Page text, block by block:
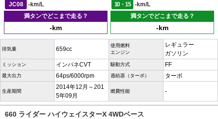
JC08
-km/L 10・15
-km/L
満タンでどこまで走る？
-km
満タンでどこまで走る？
-km
排気量 659cc
使用燃料
エンジン
レギュラー
ガソリン
ミッション インパネCVT 駆動方式 FF
最大出力 64ps/6000rpm 過給器（ターボ） ターボ
生産期間
2014年12月～201
5年09月
燃費性能 -
660 ライダー ハイウェイスターX 4WDベース